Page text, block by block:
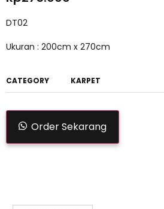
DT02
Ukuran : 200cm x 270cm
CATEGORY KARPET
Order Sekarang